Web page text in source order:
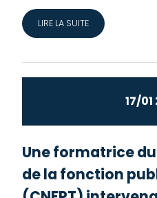
LIRE LA SUITE
17/
Une formatrice
de la fonction